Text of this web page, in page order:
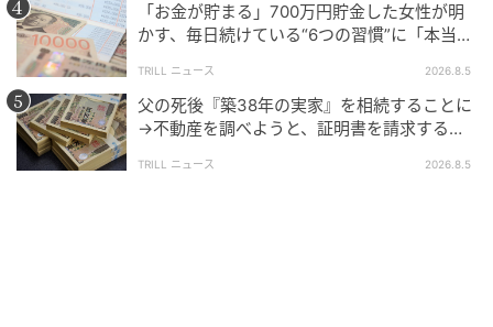
「お金が貯まる」700万円貯金した女性が明
かす、毎日続けている“6つの習慣”に「本当に
TRILL ニュース 2026.8.5
父の死後『築38年の実家』を相続することに
→不動産を調べようと、証明書を請求する
TRILL ニュース 2026.8.5